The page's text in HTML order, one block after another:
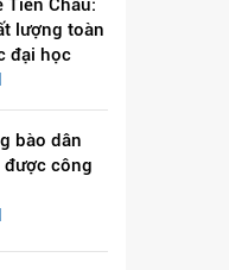
Tiến Châu:
lượng toàn
đại học
bào dân
được công